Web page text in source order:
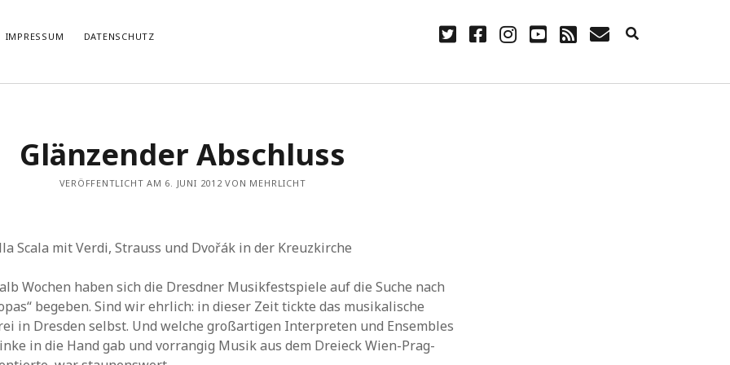
IMPRESSUM DATENSCHUTZ twitterfacebook
instagram
youtube
rss E-
zu
Rostropowitsch
im Musikverein?
Alle Hände voll zu tun
DEI FUNK WuK(2)
Dresden(110)
Features(89)
nuits sans nuit(122)
Südtirol(2)
Unkategorisiert(8)
Weblog(711)
Wien (45)
Glänzender Abschluss
VERÖFFENTLICHT AM 6. JUNI 2012 VON MEHRLICHT
Scala mit Verdi, Strauss und Dvořák in der Kreuzkirche
Wochen haben sich die Dresdner Musikfestspiele auf die Suche nach
begeben. Sind wir ehrlich: in dieser Zeit tickte das musikalische
in Dresden selbst. Und welche großartigen Interpreten und Ensembles
in die Hand gab und vorrangig Musik aus dem Dreieck Wien-Prag-